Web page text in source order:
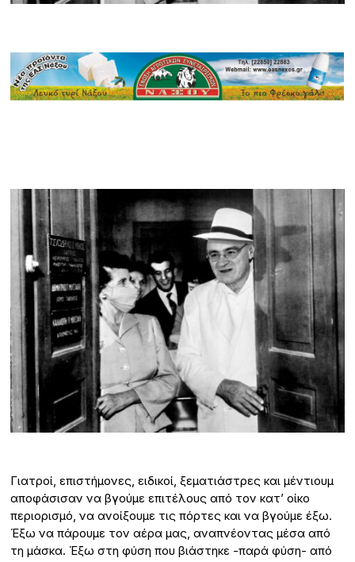
Γιατροί, επιστήμονες, ειδικοί, ξεματιάστρες και μέντιουμ
αποφάσισαν να βγούμε επιτέλους από τον κατ’ οίκο
περιορισμό, να ανοίξουμε τις πόρτες και να βγούμε έξω.
Έξω να πάρουμε τον αέρα μας, αναπνέοντας μέσα από
τη μάσκα. Έξω στη φύση που βιάστηκε -παρά φύση- από